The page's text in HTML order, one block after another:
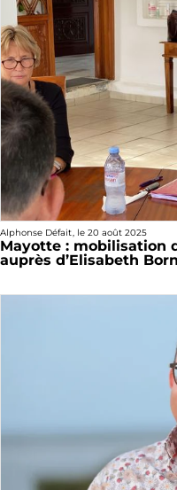
Alphonse Défait, le 20 août 2025
Mayotte : mobilisation
auprès d’Elisabeth